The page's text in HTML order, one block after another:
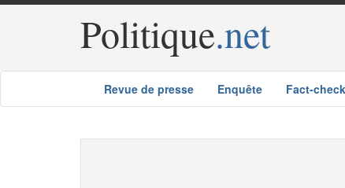
Politique.net
Revue de presse Enquête Fact-